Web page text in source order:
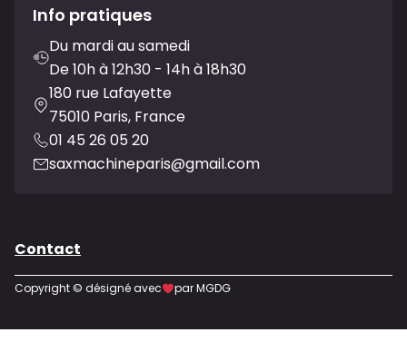
Info pratiques
Du mardi au samedi
De 10h à 12h30 - 14h à 18h30
180 rue Lafayette
75010 Paris, France
01 45 26 05 20
saxmachineparis@gmail.com
Contact
Copyright © désigné avec par MGDG